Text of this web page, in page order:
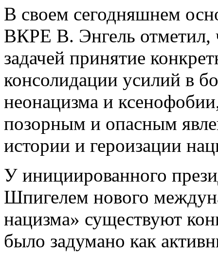
В своем сегодняшнем
ВКРЕ В. Энгель отметил,
задачей принятие
консолидации усилий в
неонацизма и
позорным и опасным
истории и героизации
У инициированного
Шпигелем нового
нацизма» существуют
было задумано как